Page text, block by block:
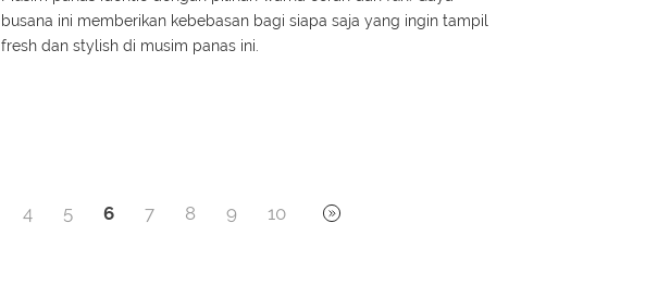
busana ini memberikan kebebasan bagi siapa saja yang ingin tampil
fresh dan stylish di musim panas ini.
4 5 6 7 8 9 10